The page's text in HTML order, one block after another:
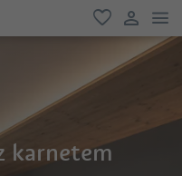
ulubione
link
karnetem